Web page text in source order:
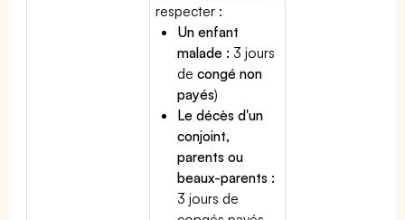
respecter :
Un enfant
malade : 3 jours
decongé non
payés)
Le décès d'un
conjoint,
parents ou
beaux-parents :
3 jours de